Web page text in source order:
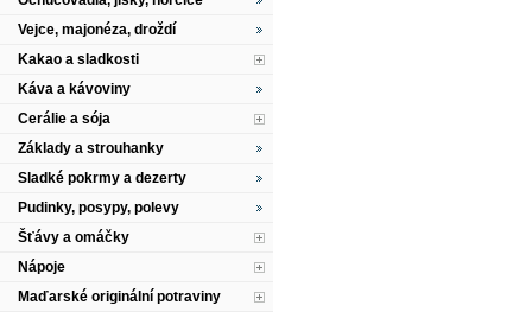
Vejce, majonéza, droždí
Kakao a sladkosti
Káva a kávoviny
Cerálie a sója
Základy a strouhanky
Sladké pokrmy a dezerty
Pudinky, posypy, polevy
Šťávy a omáčky
Nápoje
Maďarské originální potraviny